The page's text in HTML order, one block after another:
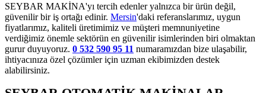
SEYBAR MAKİNA'yı tercih edenler yalnızca bir ürün değil,
güvenilir bir iş ortağı edinir. Mersin'daki referanslarımız, uygun
fiyatlarımız, kaliteli üretimimiz ve müşteri memnuniyetine
verdiğimiz önemle sektörün en güvenilir isimlerinden biri olmaktan
gurur duyuyoruz. 0 532 590 95 11 numaramızdan bize ulaşabilir,
ihtiyacınıza özel çözümler için uzman ekibimizden destek
alabilirsiniz.